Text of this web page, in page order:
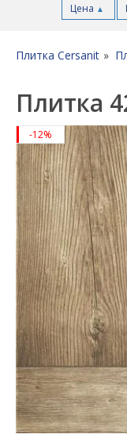
Цена ▲
Плитка Cersanit
Плитка
-12%